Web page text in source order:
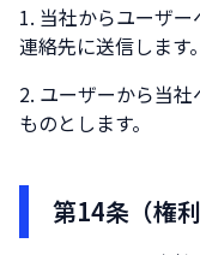
当社からユーザ
連絡先に送信します。
ユーザーから当
ものとします。
第14条（権